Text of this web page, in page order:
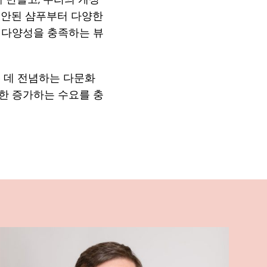
된 샴푸부터 다양한
양성을 충족하는 뷰
전념하는 다문화
증가하는 수요를 충